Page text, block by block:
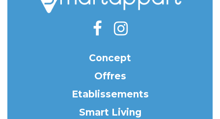
Concept
Offres
Etablissements
Smart Living